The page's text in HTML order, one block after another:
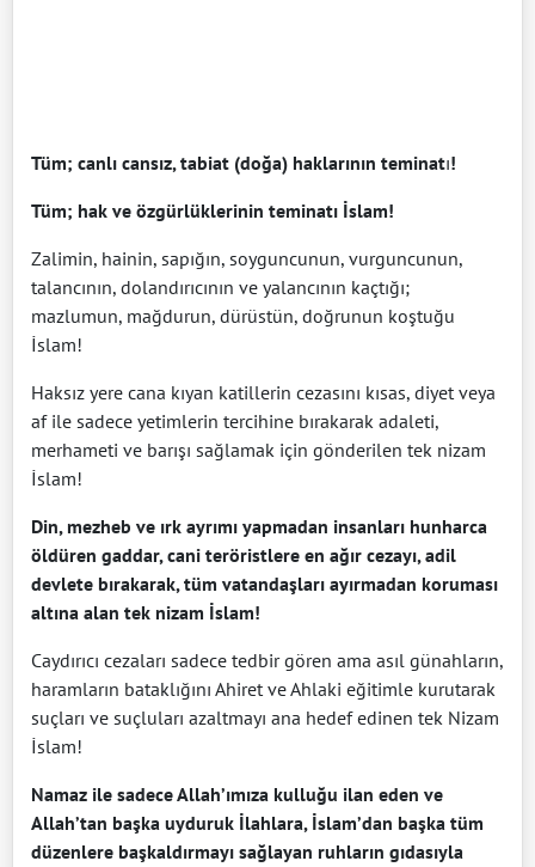
Tüm; canlı cansız, tabiat (doğa) haklarının teminatı!
Tüm; hak ve özgürlüklerinin teminatı İslam!
Zalimin, hainin, sapığın, soyguncunun, vurguncunun,
talancının, dolandırıcının ve yalancının kaçtığı;
mazlumun, mağdurun, dürüstün, doğrunun koştuğu
İslam!
Haksız yere cana kıyan katillerin cezasını kısas, diyet veya
af ile sadece yetimlerin tercihine bırakarak adaleti,
merhameti ve barışı sağlamak için gönderilen tek nizam
İslam!
Din, mezheb ve ırk ayrımı yapmadan insanları hunharca
öldüren gaddar, cani teröristlere en ağır cezayı, adil
devlete bırakarak, tüm vatandaşları ayırmadan koruması
altına alan tek nizam İslam!
Caydırıcı cezaları sadece tedbir gören ama asıl günahların,
haramların bataklığını Ahiret ve Ahlaki eğitimle kurutarak
suçları ve suçluları azaltmayı ana hedef edinen tek Nizam
İslam!
Namaz ile sadece Allah’ımıza kulluğu ilan eden ve
Allah’tan başka uyduruk İlahlara, İslam’dan başka tüm
düzenlere başkaldırmayı sağlayan ruhların gıdasıyla